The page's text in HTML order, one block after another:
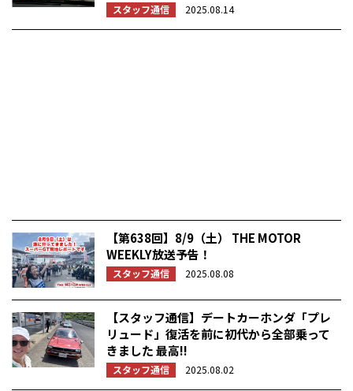
スタッフ通信 2025.08.14
【第638回】8/9（土） THE MOTOR
WEEKLY放送予告！
スタッフ通信 2025.08.08
【スタッフ通信】デートカーホンダ「プレ
リュード」復活を前に初代から全部乗って
きました 最高!!
スタッフ通信 2025.08.02